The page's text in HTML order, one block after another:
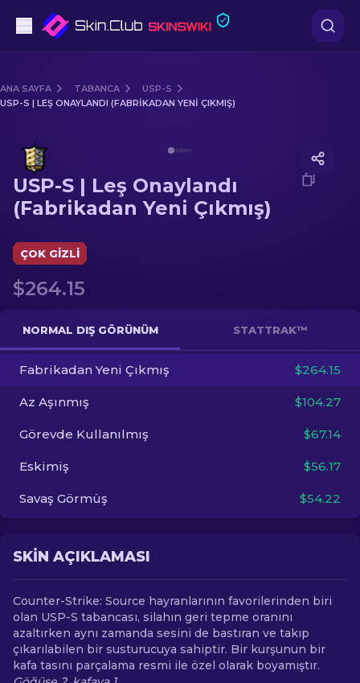
Orta seviye
Dürbünlü Tüfek
Eldiven
Diğer
TR
ANA SAYFA TABANCA
USP-S
USP-S | LEŞ ONAYLANDI (FABRIKADAN YENI ÇIKMIŞ)
USP-S | Leş Onaylandı
(Fabrikadan Yeni Çıkmış)
ÇOK GIZLI
$264.15
NORMAL DIŞ GÖRÜNÜM STATTRAK™
Fabrikadan Yeni Çıkmış $264.15
Az Aşınmış $104.27
Görevde Kullanılmış $67.14
Eskimiş $56.17
Savaş Görmüş $54.22
SKIN AÇIKLAMASI
Counter-Strike: Source hayranlarının favorilerinden biri
olan USP-S tabancası, silahın geri tepme oranını
azaltırken aynı zamanda sesini de bastıran ve takıp
çıkarılabilen bir susturucuya sahiptir. Bir kurşunun bir
kafa tasını parçalama resmi ile özel olarak boyamıştır.